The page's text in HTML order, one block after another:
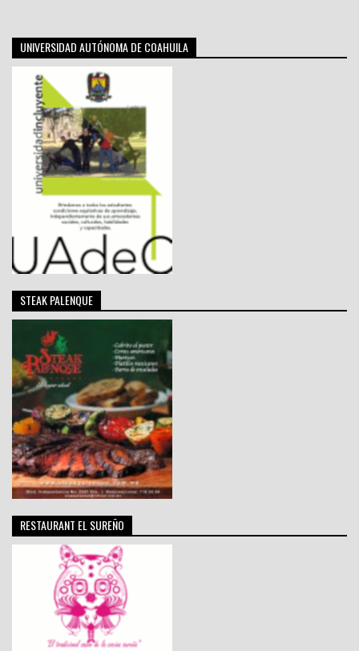
UNIVERSIDAD AUTÓNOMA DE COAHUILA
STEAK PALENQUE
RESTAURANT EL SUREÑO